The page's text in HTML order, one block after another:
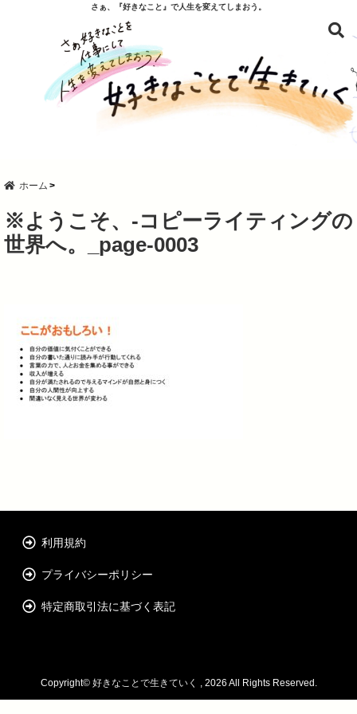
さぁ、『好きなこと』で人生を変えてしまおう。
ホーム
※ようこそ、-コピーライティングの
世界へ。_page-0003
利用規約
プライバシーポリシー
特定商取引法に基づく表記
Copyright© 好きなことで生きていく , 2026 All Rights Reserved.